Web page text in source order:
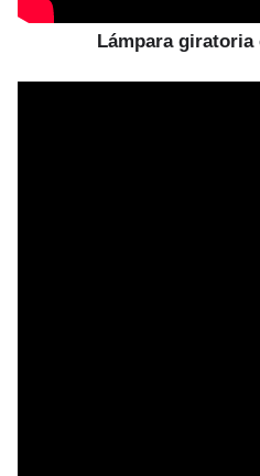
Lámpara giratoria